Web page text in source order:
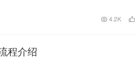
4.2K
程介绍